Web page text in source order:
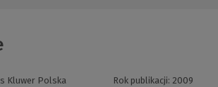
Kluwer Polska
Rok publikacji: 2009